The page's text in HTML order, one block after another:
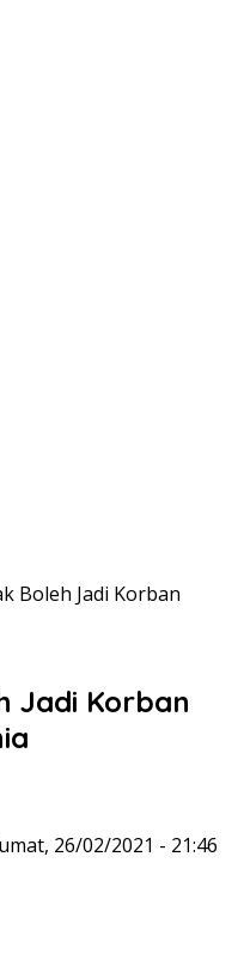
Boleh Jadi Korban
Jadi Korban
26/02/2021 - 21:46